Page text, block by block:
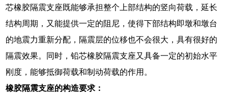
芯橡胶隔震支座既能够承担整个上部结构的竖向荷载，延长
结构周期，又能提供一定的阻尼，使得下部结构即墩和墩台
的地震力重新分配，隔震层的位移也不会很大，具有很好的
隔震效果。同时，铅芯橡胶隔震支座又具备一定的初始水平
刚度，能够抵御荷载和制动荷载的作用。
橡胶隔震支座的构造要求：